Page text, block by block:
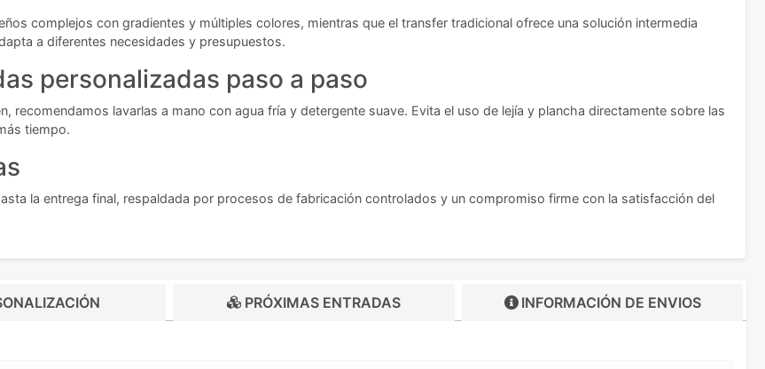
complejos con gradientes y múltiples colores, mientras que el transfer tradicional ofrece una solución intermedia
a diferentes necesidades y presupuestos.
personalizadas paso a paso
recomendamos lavarlas a mano con agua fría y detergente suave. Evita el uso de lejía y plancha directamente sobre las
tiempo.
la entrega final, respaldada por procesos de fabricación controlados y un compromiso firme con la satisfacción del
PRÓXIMAS ENTRADAS INFORMACIÓN DE ENVIOS